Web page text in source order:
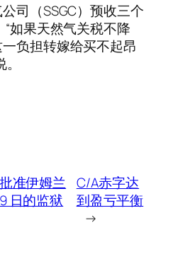
司（SSGC）预收三个
如果天然气关税不降
负担转嫁给买不起昂
准伊姆兰
日的监狱
C/A赤字达
到盈亏平衡
→